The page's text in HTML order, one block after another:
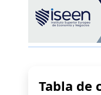
Tabla de